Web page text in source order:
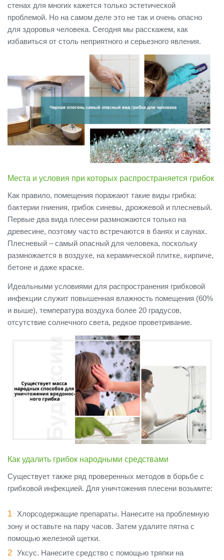
стенах для многих кажется только эстетической
проблемой. Но на самом деле это не так и очень опасно
для здоровья человека. Сегодня мы расскажем, как
избавиться от столь неприятного и серьезного явления.
Места и условия при которых распространяется грибок
Как правило, помещения поражают такие виды грибка:
бактерии гниения, грибок синевы, дрожжевой и плесневый.
Первые два вида плесени размножаются только на
древесине, поэтому часто встречаются в банях и саунах.
Плесневый – самый опасный для человека, поскольку
размножается в воздухе, на керамической плитке, кирпиче,
бетоне и даже краске.
Идеальными условиями для распространения грибковой
инфекции служит повышенная влажность помещения (60%
и выше), температура воздуха более 20 градусов,
отсутствие солнечного света, редкое проветривание.
Как удалить грибок народными средствами
Существует также ряд проверенных методов в борьбе с
грибковой инфекцией. Для уничтожения плесени возьмите:
Хлорсодержащие препараты. Нанесите на проблемную
зону и оставьте на пару часов. Затем удалите пятна с
помощью железной щетки.
Уксус. Нанесите средство с помощью тряпки на